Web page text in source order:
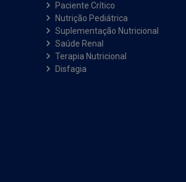
Paciente Crítico
Nutrição Pediátrica
Suplementação Nutricional
Saúde Renal
Terapia Nutricional
Disfagia